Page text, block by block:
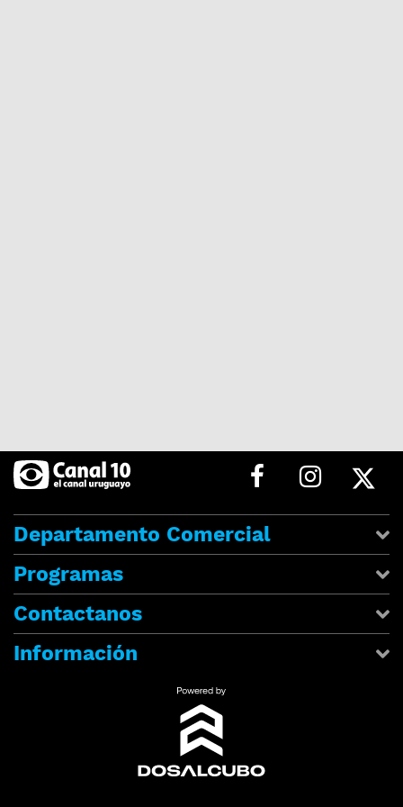
Departamento Comercial
Programas
Contactanos
Información